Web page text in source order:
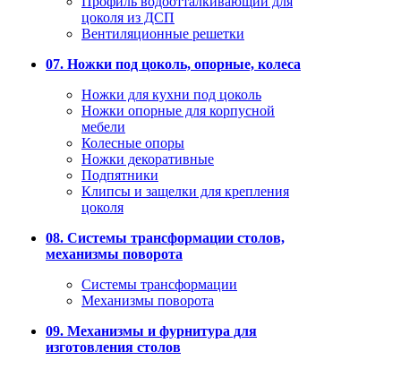
цоколя из ДСП
Вентиляционные решетки
07. Ножки под цоколь, опорные, колеса
Ножки для кухни под цоколь
Ножки опорные для корпусной
мебели
Колесные опоры
Ножки декоративные
Подпятники
Клипсы и защелки для крепления
цоколя
08. Системы трансформации столов,
механизмы поворота
Системы трансформации
Механизмы поворота
09. Механизмы и фурнитура для
изготовления столов